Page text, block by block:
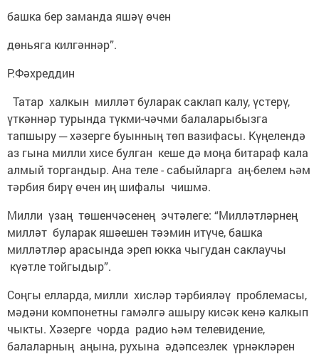
башка бер заманда яшәү өчен
дөньяга килгәннәр”.
Р.Фәхреддин
Татар халкын милләт буларак саклап калу, үстерү,
үткәннәр турында түкми-чәчми балаларыбызга
тапшыру ─ хәзерге буынның төп вазифасы. Күңелендә
аз гына милли хисе булган кеше дә моңа битараф кала
алмый торгандыр. Ана теле - сабыйларга аң-белем һәм
тәрбия бирү өчен иң шифалы чишмә.
Милли үзаң төшенчәсенең эчтәлеге: “Милләтләрнең
милләт буларак яшәешен тәэмин итүче, башка
милләтләр арасында эреп юкка чыгудан саклаучы
күәтле тойгыдыр”.
Соңгы елларда, милли хисләр тәрбияләү проблемасы,
мәдәни компонетны гамәлгә ашыру кисәк кенә калкып
чыкты. Хәзерге чорда радио һәм телевидение,
балаларның аңына, рухына әдәпсезлек үрнәкләрен